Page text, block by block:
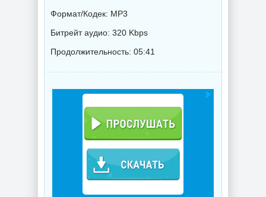
Формат/Кодек: MP3
Битрейт аудио: 320 Kbps
Продолжительность: 05:41